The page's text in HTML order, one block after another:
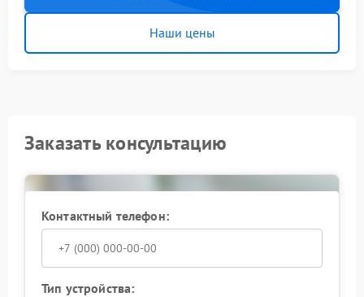
Наши цены
Заказать консультацию
Контактный телефон:
Тип устройства: